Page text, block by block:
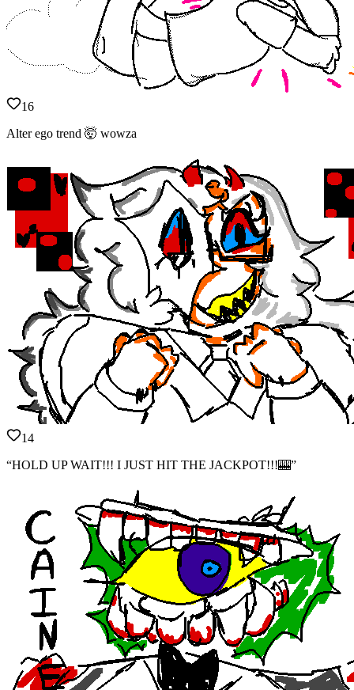
16
Alter ego trend 🤯 wowza
14
“HOLD UP WAIT!!! I JUST HIT THE JACKPOT!!!🎰”